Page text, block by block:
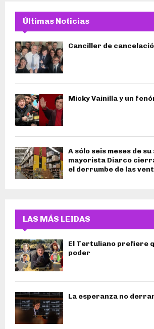
Últimas Noticias
Canciller de
Micky Vainilla y un
A sólo seis meses de
mayorista Diarco
el derrumbe de las
LAS MÁS LEIDAS
El Tertuliano prefiere
poder
La esperanza no